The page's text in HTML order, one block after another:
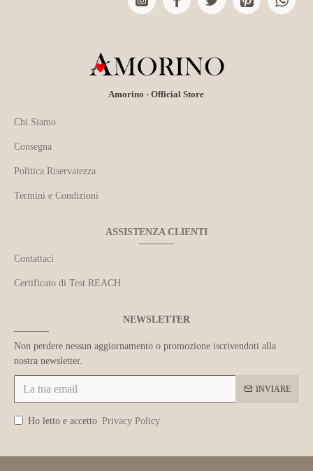
Amorino - Official Store
Chi Siamo
Consegna
Politica Riservatezza
Termini e Condizioni
ASSISTENZA CLIENTI
Contattaci
Certificato di Test REACH
NEWSLETTER
Non perdere nessun aggiornamento o promozione iscrivendoti alla
nostra newsletter.
INVIARE
Ho letto e accetto Privacy Policy